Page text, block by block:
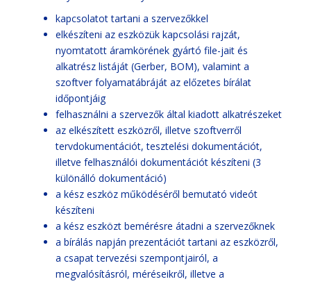
kapcsolatot tartani a szervezőkkel
elkészíteni az eszközük kapcsolási rajzát,
nyomtatott áramkörének gyártó file-jait és
alkatrész listáját (Gerber, BOM), valamint a
szoftver folyamatábráját az előzetes bírálat
időpontjáig
felhasználni a szervezők által kiadott alkatrészeket
az elkészített eszközről, illetve szoftverről
tervdokumentációt, tesztelési dokumentációt,
illetve felhasználói dokumentációt készíteni (3
különálló dokumentáció)
a kész eszköz működéséről bemutató videót
készíteni
a kész eszközt bemérésre átadni a szervezőknek
a bírálás napján prezentációt tartani az eszközről,
a csapat tervezési szempontjairól, a
megvalósításról, méréseikről, illetve a